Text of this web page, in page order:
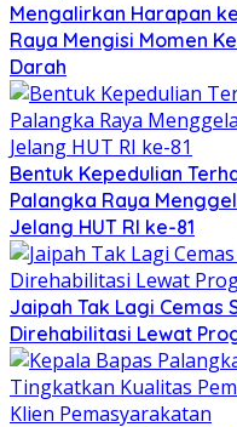
Mengalirkan Harapan
Raya Mengisi Momen
Darah
Bentuk Kepedulian
Palangka Raya
Jelang HUT RI ke-81
Jaipah Tak Lagi Cemas
Direhabilitasi Lewat